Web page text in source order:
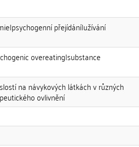
přejídání|užívání
overeating|substance
na návykových látkách v různých
ovlivnění